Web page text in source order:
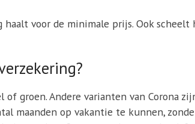
voor de minimale prijs. Ook
of groen. Andere varianten van Corona
maanden op vakantie te kunnen,